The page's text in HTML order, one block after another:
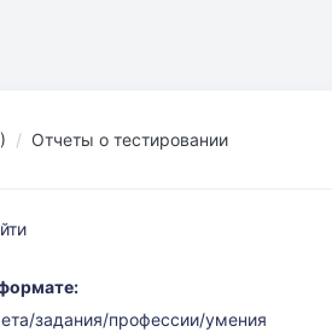
Отчеты о тестировании
задания/профессии/умения